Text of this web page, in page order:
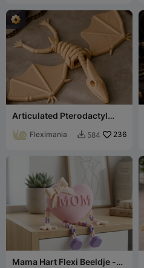
Articulated Pterodactyl
Fleximania  584 236
Mama Hart Flexi Beeldje -